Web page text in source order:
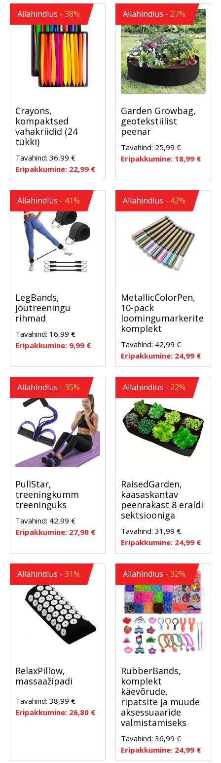
Allahindlus - 38%
Crayons,
kompaktsed
vahakriidid (24
tükki)
Tavahind: 36,99 €
Eripakkumine: 22,99 €
Allahindlus - 27%
Garden Growbag,
geotekstiilist
peenar
Tavahind: 25,99 €
Eripakkumine: 18,99 €
Allahindlus - 41%
LegBands,
jõutreeningu
rihmad
Tavahind: 16,99 €
Eripakkumine: 9,99 €
Allahindlus - 42%
MetallicColorPen,
10-pack
loomingumarkerite
komplekt
Tavahind: 42,99 €
Eripakkumine: 24,99 €
Allahindlus - 35%
PullStar,
treeningkumm
treeninguks
Tavahind: 42,99 €
Eripakkumine: 27,90 €
Allahindlus - 22%
RaisedGarden,
kaasaskantav
peenrakast 8 eraldi
sektsiooniga
Tavahind: 31,99 €
Eripakkumine: 24,99 €
Allahindlus - 31%
RelaxPillow,
massaažipadi
Tavahind: 38,99 €
Eripakkumine: 26,80 €
Allahindlus - 32%
RubberBands,
komplekt
käevõrude,
ripatsite ja muude
aksessuaaride
valmistamiseks
Tavahind: 36,99 €
Eripakkumine: 24,99 €